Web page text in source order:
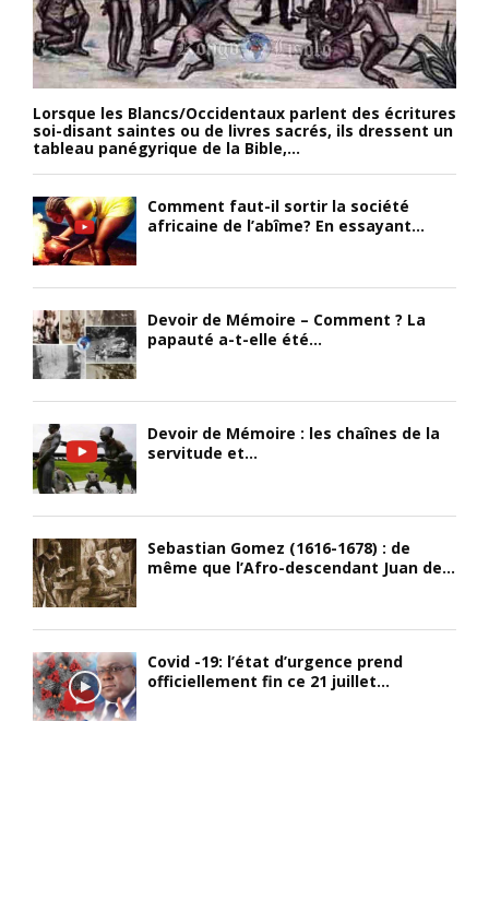
Lorsque les Blancs/Occidentaux parlent des écritures
soi-disant saintes ou de livres sacrés, ils dressent un
tableau panégyrique de la Bible,...
Comment faut-il sortir la société
africaine de l’abîme? En essayant...
Devoir de Mémoire – Comment ? La
papauté a-t-elle été...
Devoir de Mémoire : les chaînes de la
servitude et...
Sebastian Gomez (1616-1678) : de
même que l’Afro-descendant Juan de...
Covid -19: l’état d’urgence prend
officiellement fin ce 21 juillet...